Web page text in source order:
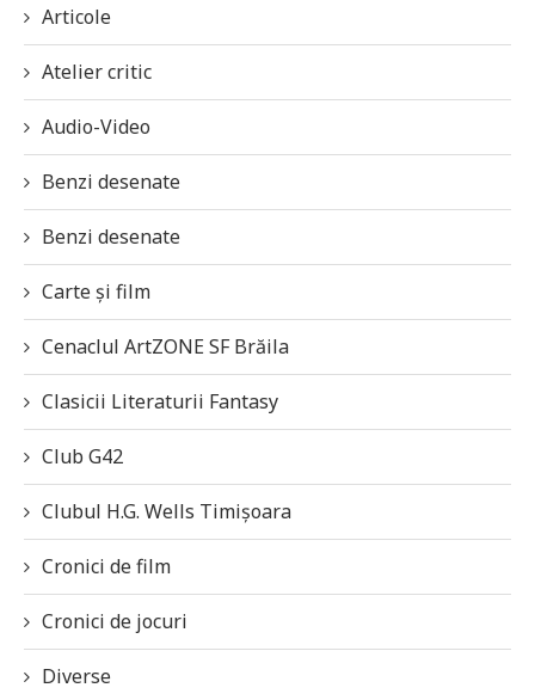
Articole
Atelier critic
Audio-Video
Benzi desenate
Benzi desenate
Carte și film
Cenaclul ArtZONE SF Brăila
Clasicii Literaturii Fantasy
Club G42
Clubul H.G. Wells Timișoara
Cronici de film
Cronici de jocuri
Diverse